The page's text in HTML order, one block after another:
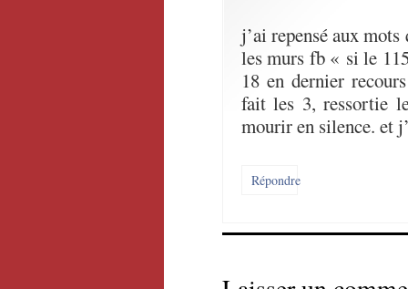
j’ai repensé aux
les murs fb « si le
18 en dernier
fait les 3, ressortie
mourir en silence. et
Répondre